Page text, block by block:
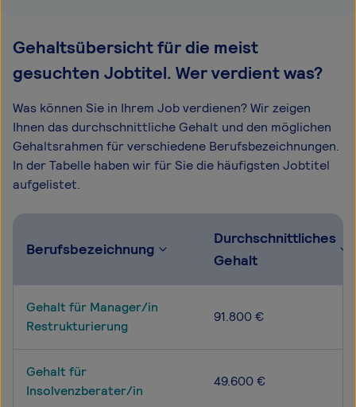
Gehaltsübersicht für die meist
gesuchten Jobtitel. Wer verdient was?
Was können Sie in Ihrem Job verdienen? Wir zeigen
Ihnen das durchschnittliche Gehalt und den möglichen
Gehaltsrahmen für verschiedene Berufsbezeichnungen.
In der Tabelle haben wir für Sie die häufigsten Jobtitel
aufgelistet.
Berufsbezeichnung
Durchschnittliches
Gehalt
Gehalt für Manager/in
Restrukturierung
91.800 €
Gehalt für
Insolvenzberater/in
49.600 €